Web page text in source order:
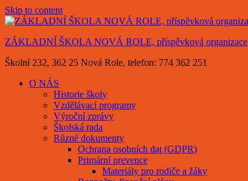
Skip to content
ZÁKLADNÍ ŠKOLA NOVÁ ROLE, příspěvková organizace
Školní 232, 362 25 Nová Role, telefon: 774 362 251
O NÁS
Historie školy
Vzdělávací programy
Výroční zprávy
Školská rada
Různé dokumenty
Ochrana osobních dat (GDPR)
Primární prevence
Materiály pro rodiče a žáky